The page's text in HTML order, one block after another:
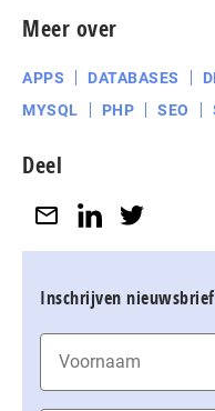
Meer over
APPS DATABASES
MYSQL
PHP SEO
Deel
Inschrijven